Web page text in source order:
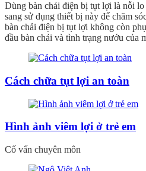
Dùng bàn chải điện bị tụt lợi là nỗi
sang sử dụng thiết bị này để chăm
bàn chải điện bị tụt lợi không còn
đầu bàn chải và tình trạng nướu
Cách chữa tụt lợi an toàn
Hình ảnh viêm lợi ở trẻ em
Cố vấn chuyên môn